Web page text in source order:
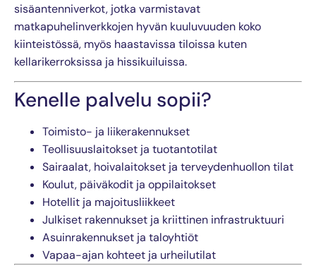
sisäantenniverkot, jotka varmistavat
matkapuhelinverkkojen hyvän kuuluvuuden koko
kiinteistössä, myös haastavissa tiloissa kuten
kellarikerroksissa ja hissikuiluissa.
Kenelle palvelu sopii?
Toimisto- ja liikerakennukset
Teollisuuslaitokset ja tuotantotilat
Sairaalat, hoivalaitokset ja terveydenhuollon tilat
Koulut, päiväkodit ja oppilaitokset
Hotellit ja majoitusliikkeet
Julkiset rakennukset ja kriittinen infrastruktuuri
Asuinrakennukset ja taloyhtiöt
Vapaa-ajan kohteet ja urheilutilat